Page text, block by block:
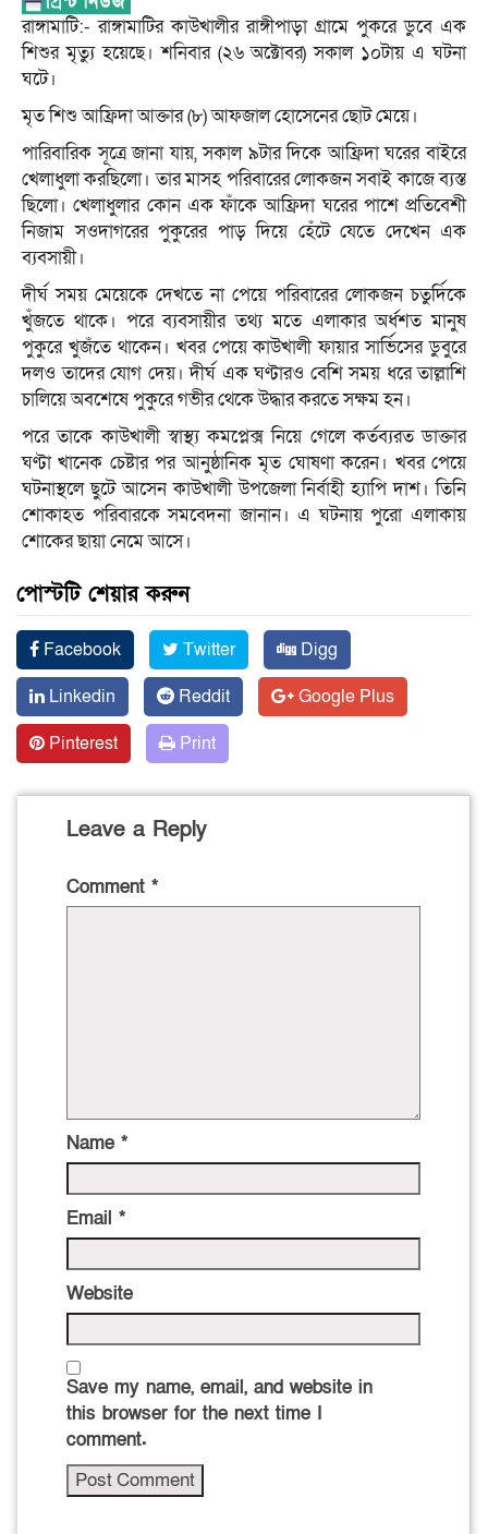
রাঙ্গামাটি:- রাঙ্গামাটির কাউখালীর রাঙ্গীপাড়া গ্রামে পুকরে ডুবে এক
শিশুর মৃত্যু হয়েছে। শনিবার (২৬ অক্টোবর) সকাল ১০টায় এ ঘটনা
ঘটে।
মৃত শিশু আফ্রিদা আক্তার (৮) আফজাল হোসেনের ছোট মেয়ে।
পারিবারিক সূত্রে জানা যায়, সকাল ৯টার দিকে আফ্রিদা ঘরের বাইরে
খেলাধুলা করছিলো। তার মাসহ পরিবারের লোকজন সবাই কাজে ব্যস্ত
ছিলো। খেলাধুলার কোন এক ফাঁকে আফ্রিদা ঘরের পাশে প্রতিবেশী
নিজাম সওদাগরের পুকুরের পাড় দিয়ে হেঁটে যেতে দেখেন এক
ব্যবসায়ী।
দীর্ঘ সময় মেয়েকে দেখতে না পেয়ে পরিবারের লোকজন চতুর্দিকে
খুঁজতে থাকে। পরে ব্যবসায়ীর তথ্য মতে এলাকার অর্ধশত মানুষ
পুকুরে খুজঁতে থাকেন। খবর পেয়ে কাউখালী ফায়ার সার্ভিসের ডুবুরে
দলও তাদের যোগ দেয়। দীর্ঘ এক ঘণ্টারও বেশি সময় ধরে তাল্লাশি
চালিয়ে অবশেষে পুকুরে গভীর থেকে উদ্ধার করতে সক্ষম হন।
পরে তাকে কাউখালী স্বাস্থ্য কমপ্লেক্স নিয়ে গেলে কর্তব্যরত ডাক্তার
ঘণ্টা খানেক চেষ্টার পর আনুষ্ঠানিক মৃত ঘোষণা করেন। খবর পেয়ে
ঘটনাস্থলে ছুটে আসেন কাউখালী উপজেলা নির্বাহী হ্যাপি দাশ। তিনি
শোকাহত পরিবারকে সমবেদনা জানান। এ ঘটনায় পুরো এলাকায়
শোকের ছায়া নেমে আসে।
পোস্টটি শেয়ার করুন
Facebook Twitter
Digg
Linkedin
Reddit
Google Plus
Pinterest
Print
Leave a Reply
Comment *
Name *
Email *
Website
Save my name, email, and website in
this browser for the next time I
comment.